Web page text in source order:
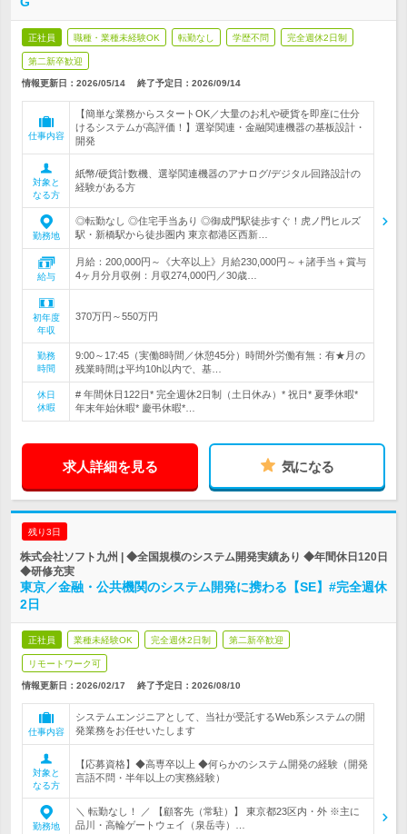
正社員 職種・業種未経験OK 転勤なし 学歴不問 完全週休2日制
第二新卒歓迎
情報更新日：2026/05/14 終了予定日： 2026/09/14
仕事内容
【簡単な業務からスタートOK／大量のお札や硬貨を即座に仕分
けるシステムが高評価！】選挙関連・金融関連機器の基板設計・
開発
対象と
なる方
紙幣/硬貨計数機、選挙関連機器のアナログ/デジタル回路設計の
経験がある方
勤務地
◎転勤なし ◎住宅手当あり ◎御成門駅徒歩すぐ！虎ノ門ヒルズ
駅・新橋駅から徒歩圏内 東京都港区西新…
給与
月給：200,000円～《大卒以上》月給230,000円～＋諸手当＋賞与
4ヶ月分月収例：月収274,000円／30歳…
初年度
年収
370万円～550万円
勤務
時間
9:00～17:45（実働8時間／休憩45分）時間外労働有無：有★月の
残業時間は平均10h以内で、基…
休日
休暇
# 年間休日122日* 完全週休2日制（土日休み）* 祝日* 夏季休暇*
年末年始休暇* 慶弔休暇*…
求人詳細を見る 気になる
残り3日
株式会社ソフト九州 | ◆全国規模のシステム開発実績あり ◆年間休日120日
◆研修充実
東京／金融・公共機関のシステム開発に携わる【SE】#完全週休
2日
正社員 業種未経験OK 完全週休2日制 第二新卒歓迎
リモートワーク可
情報更新日：2026/02/17 終了予定日： 2026/08/10
仕事内容
システムエンジニアとして、当社が受託するWeb系システムの開
発業務をお任せいたします
対象と
なる方
【応募資格】◆高専卒以上 ◆何らかのシステム開発の経験（開発
言語不問・半年以上の実務経験）
勤務地
＼ 転勤なし！ ／ 【顧客先（常駐）】 東京都23区内・外 ※主に
品川・高輪ゲートウェイ（泉岳寺）…